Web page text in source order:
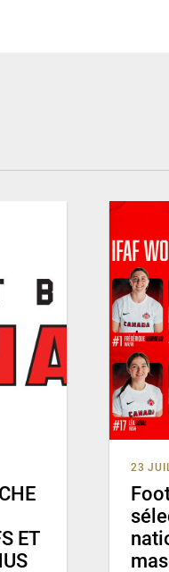
ET
23